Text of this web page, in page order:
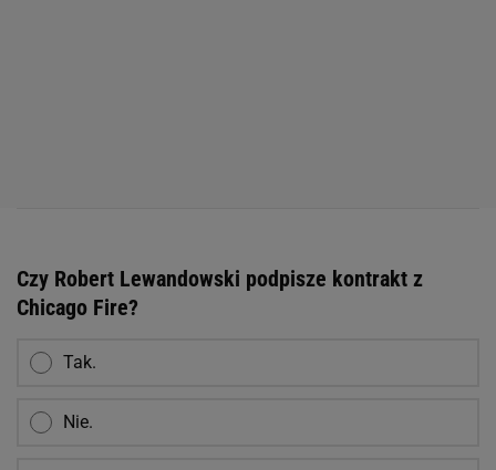
Czy Robert Lewandowski podpisze kontrakt z
Chicago Fire?
Tak.
Nie.